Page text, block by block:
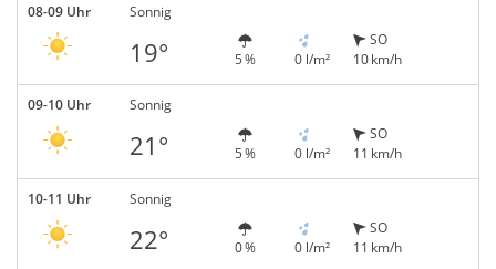
08-09 Uhr Sonnig
19° 5 % 0 l/m²
SO
10 km/h
09-10 Uhr Sonnig
21° 5 % 0 l/m²
SO
11 km/h
10-11 Uhr Sonnig
22° 0 % 0 l/m²
SO
11 km/h